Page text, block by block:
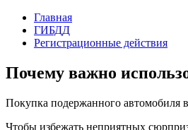
Главная
ГИБДД
Регистрационные действия
Почему важно
Покупка подержанного автомобиля
Чтобы избежать неприятных